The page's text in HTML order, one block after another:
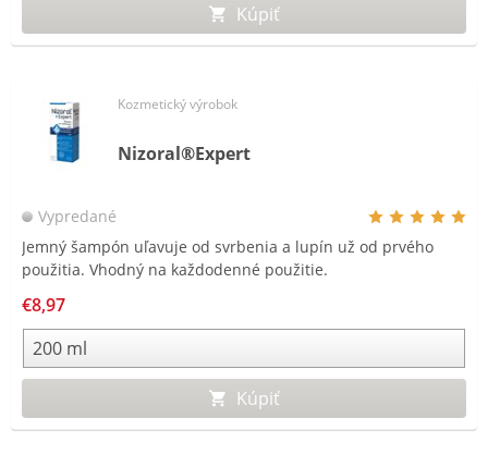
Kúpiť
Kozmetický výrobok
Nizoral®Expert
Vypredané
Jemný šampón uľavuje od svrbenia a lupín už od prvého
použitia. Vhodný na každodenné použitie.
€8,97
Kúpiť